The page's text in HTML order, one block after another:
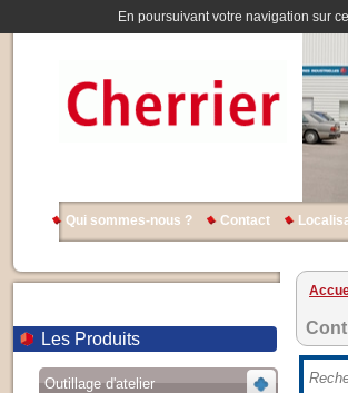
En poursuivant votre navigation sur
Qui sommes-nous ? Contact
Les Produits
Outillage d'atelier